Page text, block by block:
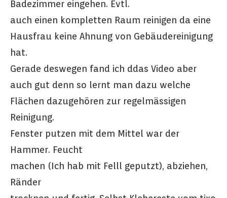
Badezimmer eingehen. Evtl.
auch einen kompletten Raum reinigen da eine
Hausfrau keine Ahnung von Gebäudereinigung
hat.
Gerade deswegen fand ich ddas Video aber
auch gut denn so lernt man dazu welche
Flächen dazugehören zur regelmässigen
Reinigung.
Fenster putzen mit dem Mittel war der
Hammer. Feucht
machen (Ich hab mit Felll geputzt), abziehen,
Ränder